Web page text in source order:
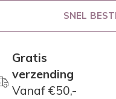
SNEL
Gratis
verzending
Vanaf €50,-